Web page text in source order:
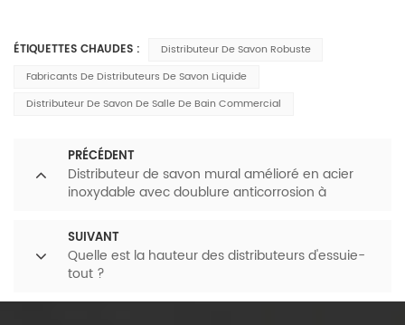
ÉTIQUETTES CHAUDES :
Distributeur De Savon Robuste
Fabricants De Distributeurs De Savon Liquide
Distributeur De Savon De Salle De Bain Commercial
PRÉCÉDENT
Distributeur de savon mural amélioré en acier
inoxydable avec doublure anticorrosion à
SUIVANT
Quelle est la hauteur des distributeurs d'essuie-
tout ?